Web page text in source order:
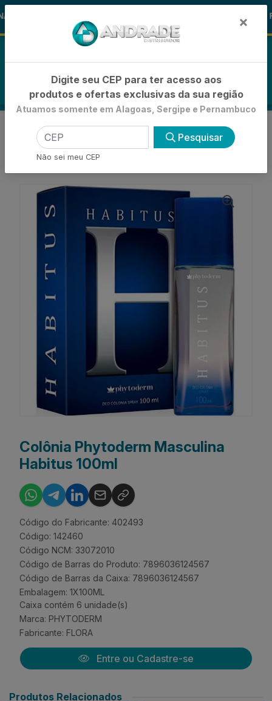
🪞
INÍCIO
COLÔNIAS E PERFUMES
COLONIA PERFUMADA ADULTO
COLÔNIA PHYTODERM MASCULINA HABITUS
Colônia Phytoderm Masculina
Habitus 100ml
Código do Fabricante: 402493
Código: 142460
Código NCM: 33072010
Código de Barras do Produto: 7896036124567
Código de Barras da Caixa: 7896036124567
Embalagem: 1X100ML
Caixa contém 6 unidade(s)
Marca: PHYTODERM
Fabricante: FLORA
Entre ou Cadastre-se
Produtos Relacionados
×
Digite seu CEP para ter acesso aos
produtos e ofertas exclusivas da sua região
Atuamos somente em Alagoas, Sergipe e Pernambuco
Pesquisar
Não sei meu CEP